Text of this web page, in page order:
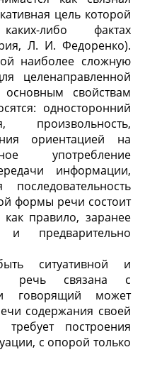
цель которой
либо фактах
Л. И. Федоренко).
наиболее сложную
целенаправленной
свойствам
односторонний
произвольность,
ориентацией на
употребление
информации,
последовательность
формы речи состоит
правило, заранее
предварительно
ситуативной и
речь связана с
говорящий может
содержания своей
построения
с опорой только